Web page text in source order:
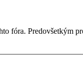
fóra. Predovšetkým